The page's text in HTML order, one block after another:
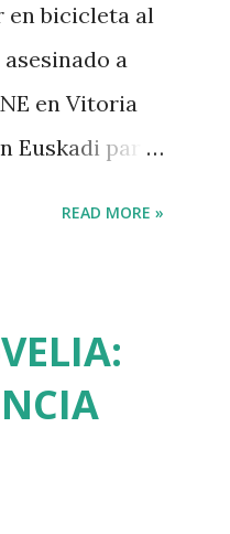
en bicicleta al
a
en Vitoria
Euskadi para
avalada
que hasta
las
entorno
READ MORE »